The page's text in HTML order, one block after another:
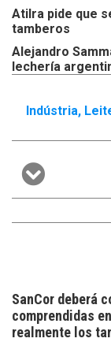
Atilra pide que
tamberos
Alejandro
lechería
Indústria,
SanCor deberá
comprendidas
realmente los